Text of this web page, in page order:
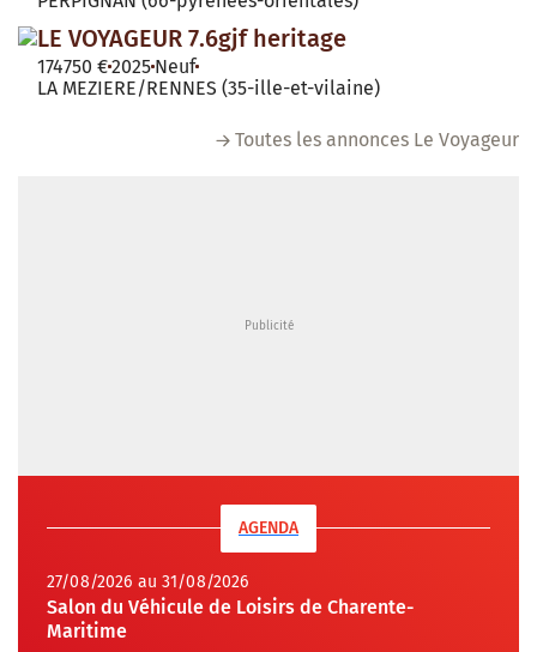
LE VOYAGEUR 7.6gjf heritage
174750 €2025 Neuf
LA MEZIERE/RENNES (35-ille-et-vilaine)
Toutes les annonces Le Voyageur
AGENDA
27/08/2026 au 31/08/2026
Salon du Véhicule de Loisirs de Charente-
Maritime